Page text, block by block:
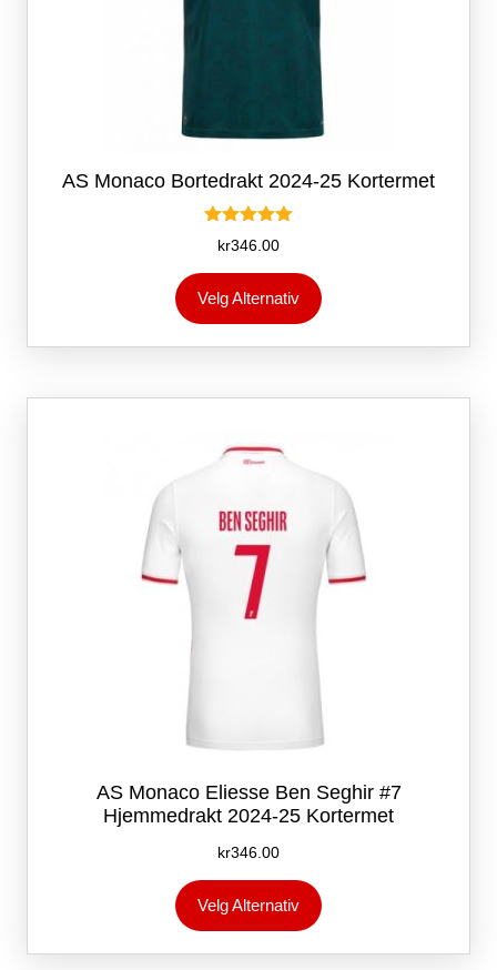
AS Monaco Bortedrakt 2024-25 Kortermet
Vurdert
5.00
av 5
kr346.00
Velg Alternativ
produktet
flere
Alternativene
på
produktsiden
AS Monaco Eliesse Ben Seghir #7
Hjemmedrakt 2024-25 Kortermet
kr346.00
Velg Alternativ
produktet
flere